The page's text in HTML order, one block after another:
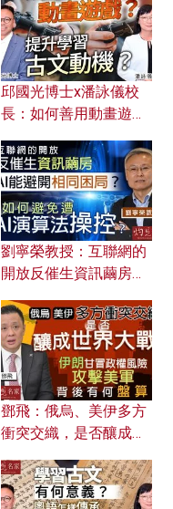
邱國光博士x潘詠儀校
長：如何善用動畫遊戲
劉寧榮教授：互聯網的
開放反催生資訊繭房，
何避免遭AI演算法操
控？
鄧飛：俄烏、美伊多方
衝突交織，是否釀成世
風險攻擊美軍，背後有
何盤算？